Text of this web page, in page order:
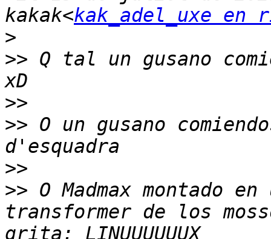
kakak<kak_adel_uxe en
>
>> Q tal un gusano
>>
>> O un gusano
>>
>> O Madmax montado
transformer de los